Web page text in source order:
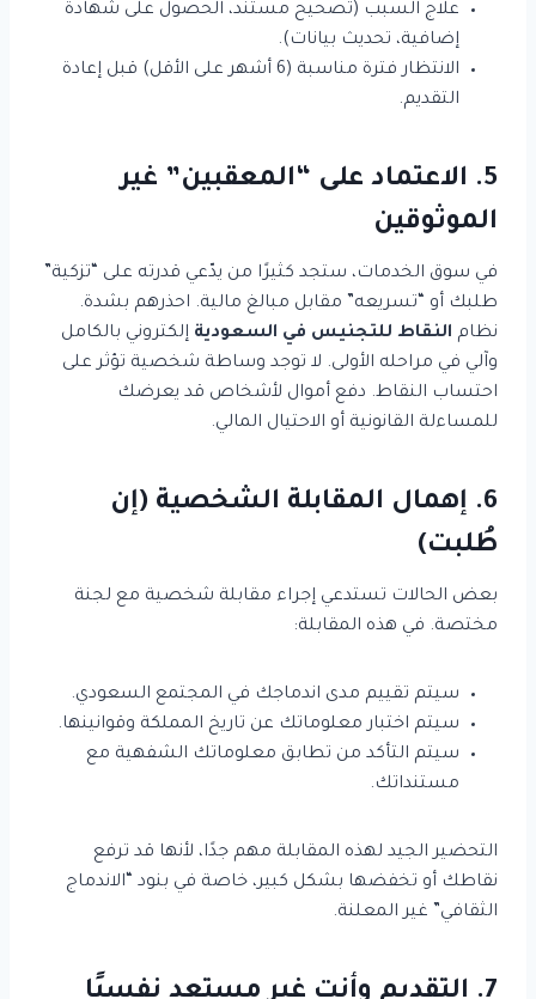
علاج السبب (تصحيح مستند، الحصول على شهادة
إضافية، تحديث بيانات).
الانتظار فترة مناسبة (6 أشهر على الأقل) قبل إعادة
التقديم.
5. الاعتماد على “المعقبين” غير
الموثوقين
في سوق الخدمات، ستجد كثيرًا من يدّعي قدرته على “تزكية”
طلبك أو “تسريعه” مقابل مبالغ مالية. احذرهم بشدة.
نظام النقاط للتجنيس في السعودية إلكتروني بالكامل
وآلي في مراحله الأولى. لا توجد وساطة شخصية تؤثر على
احتساب النقاط. دفع أموال لأشخاص قد يعرضك
للمساءلة القانونية أو الاحتيال المالي.
6. إهمال المقابلة الشخصية (إن
طُلبت)
بعض الحالات تستدعي إجراء مقابلة شخصية مع لجنة
مختصة. في هذه المقابلة:
سيتم تقييم مدى اندماجك في المجتمع السعودي.
سيتم اختبار معلوماتك عن تاريخ المملكة وقوانينها.
سيتم التأكد من تطابق معلوماتك الشفهية مع
مستنداتك.
التحضير الجيد لهذه المقابلة مهم جدًا، لأنها قد ترفع
نقاطك أو تخفضها بشكل كبير، خاصة في بنود “الاندماج
الثقافي” غير المعلنة.